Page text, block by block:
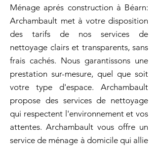
Ménage aprés construction à Béarn:
Archambault met à votre disposition
des tarifs de nos services de
nettoyage clairs et transparents, sans
frais cachés. Nous garantissons une
prestation sur-mesure, quel que soit
votre type d'espace. Archambault
propose des services de nettoyage
qui respectent l'environnement et vos
attentes. Archambault vous offre un
service de ménage à domicile qui allie